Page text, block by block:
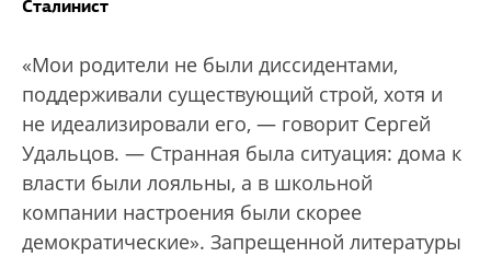
Сталинист
«Мои родители не были диссидентами,
поддерживали существующий строй, хотя и
не идеализировали его, — говорит Сергей
Удальцов. — Странная была ситуация: дома к
власти были лояльны, а в школьной
компании настроения были скорее
демократические». Запрещенной литературы